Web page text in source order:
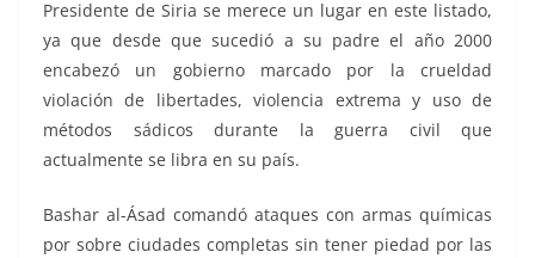
Presidente de Siria se merece un lugar en este listado,
ya que desde que sucedió a su padre el año 2000
encabezó un gobierno marcado por la crueldad
violación de libertades, violencia extrema y uso de
métodos sádicos durante la guerra civil que
actualmente se libra en su país.
Bashar al-Ásad comandó ataques con armas químicas
por sobre ciudades completas sin tener piedad por las